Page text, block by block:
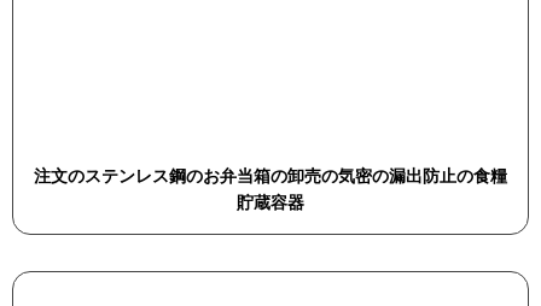
注文のステンレス鋼のお弁当箱の卸売の気密の漏出防止の食糧
貯蔵容器